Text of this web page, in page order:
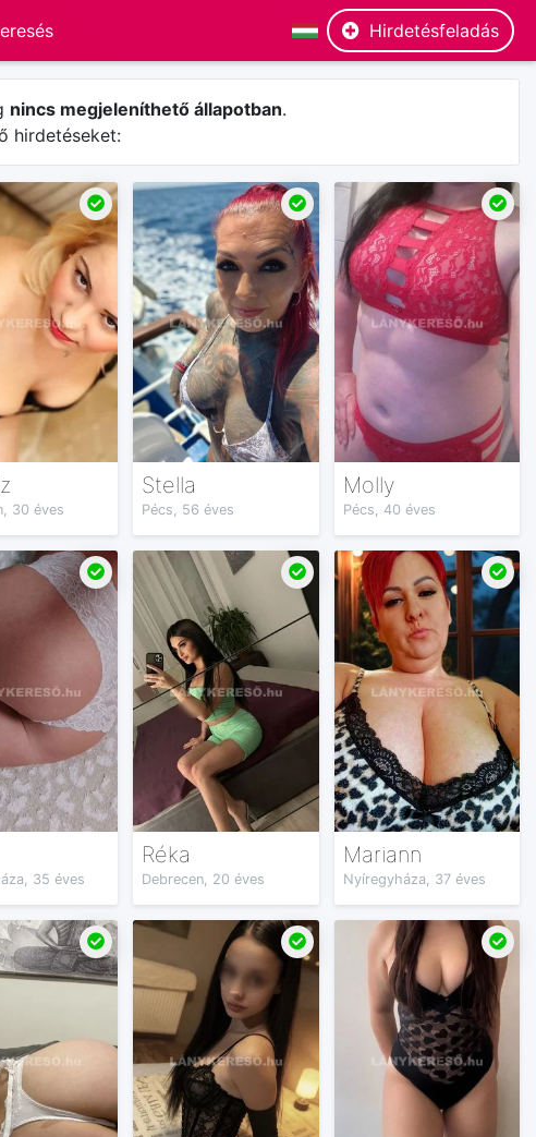
Hirdetésfeladás
nincs megjeleníthető állapotban.
hirdetéseket:
30 éves
Stella
Pécs, 56 éves
Molly
Pécs, 40 éves
35 éves
Réka
Debrecen, 20 éves
Mariann
Nyíregyháza, 37 éves